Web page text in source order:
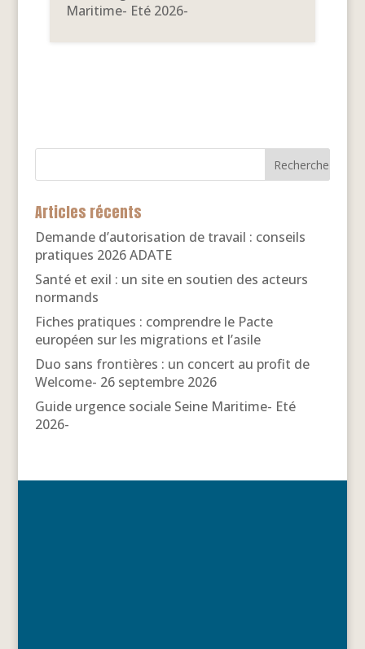
Maritime- Eté 2026-
Articles récents
Demande d’autorisation de travail : conseils
pratiques 2026 ADATE
Santé et exil : un site en soutien des acteurs
normands
Fiches pratiques : comprendre le Pacte
européen sur les migrations et l’asile
Duo sans frontières : un concert au profit de
Welcome- 26 septembre 2026
Guide urgence sociale Seine Maritime- Eté
2026-